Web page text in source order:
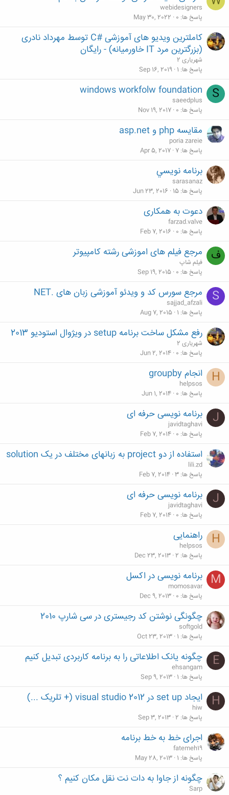
webidesigners
پاسخ ها 0
May 30, 2022
کاملترین ویدیو های آموزشی #C توسط مهرداد نادری
(بزرگترین مرد IT خاورمیانه) - رایگان
شهریاری 2
پاسخ ها 1
Sep 16, 2019
S
windows workfolw foundation
saeedplus
پاسخ ها 0
Nov 19, 2017
مقایسه php و asp.net
poria zareie
پاسخ ها 7
Apr 5, 2017
برنامه نويسي
sarasanaz
پاسخ ها 15
Jun 23, 2016
دعوت به همکاری
farzad.valve
پاسخ ها 0
Feb 7, 2016
ف مرجع فیلم های اموزشی رشته کامپیوتر
فیلم شاپ
پاسخ ها 0
Sep 19, 2015
S مرجع سورس کد و ویدئو آموزشی زبان های .NET
sajjad_afzali
پاسخ ها 1
Aug 7, 2015
رفع مشکل ساخت برنامه setup در ویژوال استودیو 2013
شهریاری 2
پاسخ ها 0
Jun 2, 2014
H انجام groupby
helpsos
پاسخ ها 0
Jun 1, 2014
J برنامه نویسی حرفه ای
javidtaghavi
پاسخ ها 0
Feb 7, 2014
استفاده از دو project به زبانهای مختلف در یک solution
lili.zd
پاسخ ها 3
Feb 7, 2014
J برنامه نویسی حرفه ای
javidtaghavi
پاسخ ها 0
Feb 7, 2014
H راهنمایی
helpsos
پاسخ ها 2
Dec 23, 2013
M برنامه نویسی در اکسل
momosavar
پاسخ ها 0
Dec 9, 2013
چگونگی نوشتن کد رجیستری در سی شارپ 2010
softgold
پاسخ ها 1
Oct 23, 2013
E چگونه یانک اطلاعاتی را به برنامه کاربردی تبدیل کنیم
ehsangam
پاسخ ها 1
Sep 9, 2013
H ایجاد set up در visual studio 2012 (+ تلریک ...)
hiw
پاسخ ها 2
Sep 3, 2013
اجرای خط به خط برنامه
fatemeh19
پاسخ ها 1
May 28, 2013
چگونه از جاوا به دات نت نقل مکان کنیم ؟
Sarp